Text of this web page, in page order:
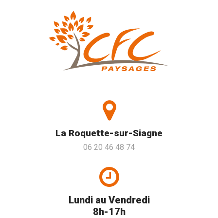
La Roquette-sur-Siagne
06 20 46 48 74
Lundi au Vendredi
8h-17h